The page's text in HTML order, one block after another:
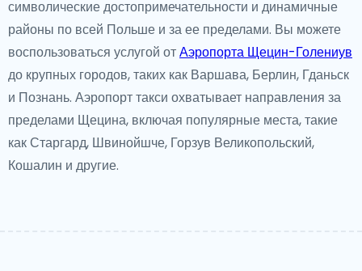
символические достопримечательности и динамичные
районы по всей Польше и за ее пределами. Вы можете
воспользоваться услугой отАэропорта Щецин-Голениув
до крупных городов, таких как Варшава, Берлин, Гданьск
и Познань. Аэропорт такси охватывает направления за
пределами Щецина, включая популярные места, такие
как Старгард, Швинойшче, Горзув Великопольский,
Кошалин и другие.